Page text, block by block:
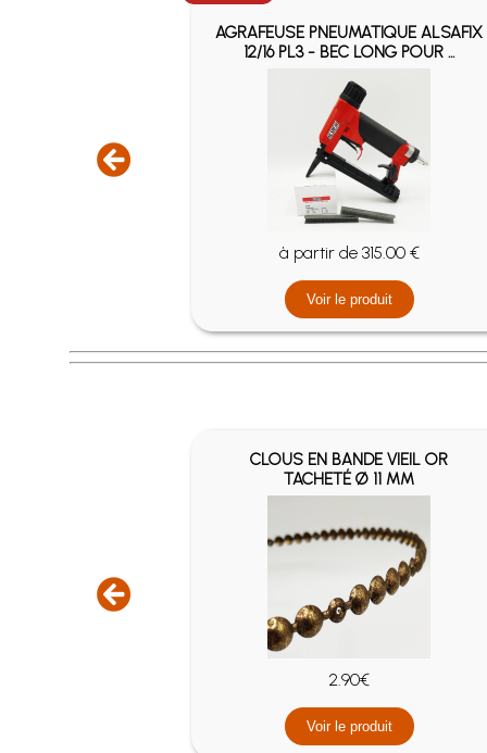
AGRAFEUSE PNEUMATIQUE ALSAFIX
12/16 PL3 - BEC LONG POUR ...
à partir de 315.00 €
Voir le produit
CLOUS EN BANDE VIEIL OR
TACHETÉ Ø 11 MM
2.90€
Voir le produit